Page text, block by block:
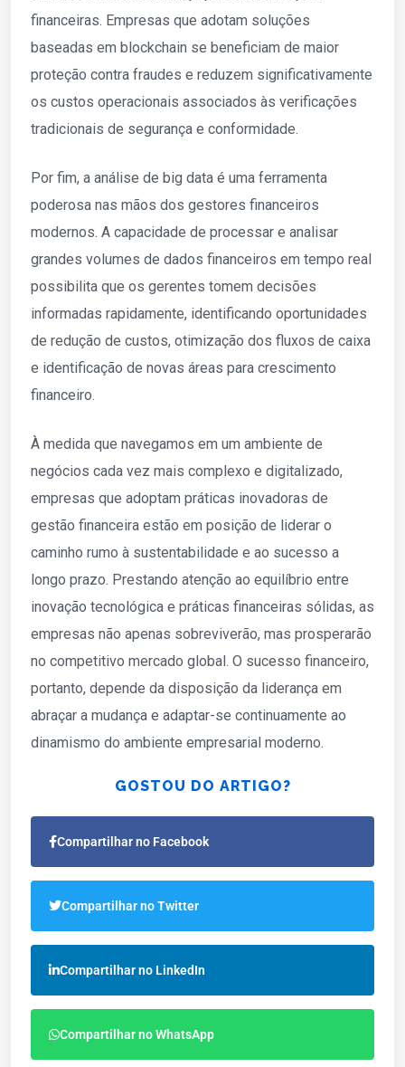
financeiras. Empresas que adotam soluções
baseadas em blockchain se beneficiam de maior
proteção contra fraudes e reduzem significativamente
os custos operacionais associados às verificações
tradicionais de segurança e conformidade.
Por fim, a análise de big data é uma ferramenta
poderosa nas mãos dos gestores financeiros
modernos. A capacidade de processar e analisar
grandes volumes de dados financeiros em tempo real
possibilita que os gerentes tomem decisões
informadas rapidamente, identificando oportunidades
de redução de custos, otimização dos fluxos de caixa
e identificação de novas áreas para crescimento
financeiro.
À medida que navegamos em um ambiente de
negócios cada vez mais complexo e digitalizado,
empresas que adoptam práticas inovadoras de
gestão financeira estão em posição de liderar o
caminho rumo à sustentabilidade e ao sucesso a
longo prazo. Prestando atenção ao equilíbrio entre
inovação tecnológica e práticas financeiras sólidas, as
empresas não apenas sobreviverão, mas prosperarão
no competitivo mercado global. O sucesso financeiro,
portanto, depende da disposição da liderança em
abraçar a mudança e adaptar-se continuamente ao
dinamismo do ambiente empresarial moderno.
GOSTOU DO ARTIGO?
Compartilhar no Facebook
Compartilhar no Twitter
Compartilhar no LinkedIn
Compartilhar no WhatsApp